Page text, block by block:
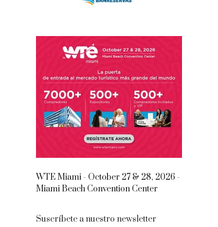
WTE Miami - October 27 & 28, 2026 -
Miami Beach Convention Center
Suscríbete a nuestro newsletter